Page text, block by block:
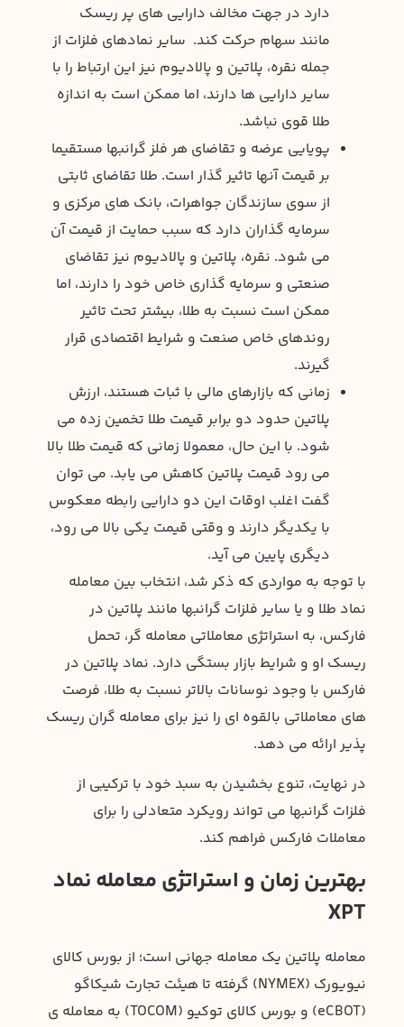
دارد در جهت مخالف دارایی های پر ریسک
مانند سهام حرکت کند. سایر نمادهای فلزات از
جمله نقره، پلاتین و پالادیوم نیز این ارتباط را با
سایر دارایی ها دارند، اما ممکن است به اندازه
طلا قوی نباشد.
پویایی عرضه و تقاضای هر فلز گرانبها مستقیما
بر قیمت آنها تاثیر گذار است. طلا تقاضای ثابتی
از سوی سازندگان جواهرات، بانک های مرکزی و
سرمایه گذاران دارد که سبب حمایت از قیمت آن
می شود. نقره، پلاتین و پالادیوم نیز تقاضای
صنعتی و سرمایه گذاری خاص خود را دارند، اما
ممکن است نسبت به طلا، بیشتر تحت تاثیر
روندهای خاص صنعت و شرایط اقتصادی قرار
گیرند.
زمانی که بازارهای مالی با ثبات هستند، ارزش
پلاتین حدود دو برابر قیمت طلا تخمین زده می
شود. با این حال، معمولا زمانی که قیمت طلا بالا
می رود قیمت پلاتین کاهش می یابد. می توان
گفت اغلب اوقات این دو دارایی رابطه معکوس
با یکدیگر دارند و وقتی قیمت یکی بالا می رود،
دیگری پایین می آید.
با توجه به مواردی که ذکر شد، انتخاب بین معامله
نماد طلا و یا سایر فلزات گرانبها مانند پلاتین در
فارکس، به استراتژی معاملاتی معامله گر، تحمل
ریسک او و شرایط بازار بستگی دارد. نماد پلاتین در
فارکس با وجود نوسانات بالاتر نسبت به طلا، فرصت
های معاملاتی بالقوه ای را نیز برای معامله گران ریسک
پذیر ارائه می دهد.
در نهایت، تنوع بخشیدن به سبد خود با ترکیبی از
فلزات گرانبها می تواند رویکرد متعادلی را برای
معاملات فارکس فراهم کند.
بهترین زمان و استراتژی معامله نماد
XPT
معامله پلاتین یک معامله جهانی است؛ از بورس کالای
نیویورک (NYMEX) گرفته تا هیئت تجارت شیکاگو
(eCBOT) و بورس کالای توکیو (TOCOM) به معامله ی